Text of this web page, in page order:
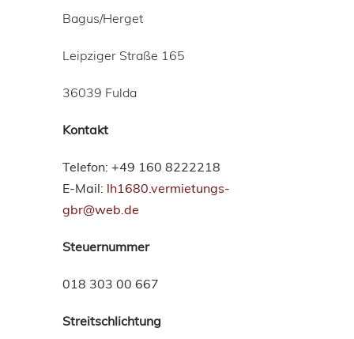
Bagus/Herget
Leipziger Straße 165
36039 Fulda
Kontakt
Telefon: +49 160 8222218
E-Mail: lh1680.vermietungs-
gbr@web.de
Steuernummer
018 303 00 667
Streitschlichtung